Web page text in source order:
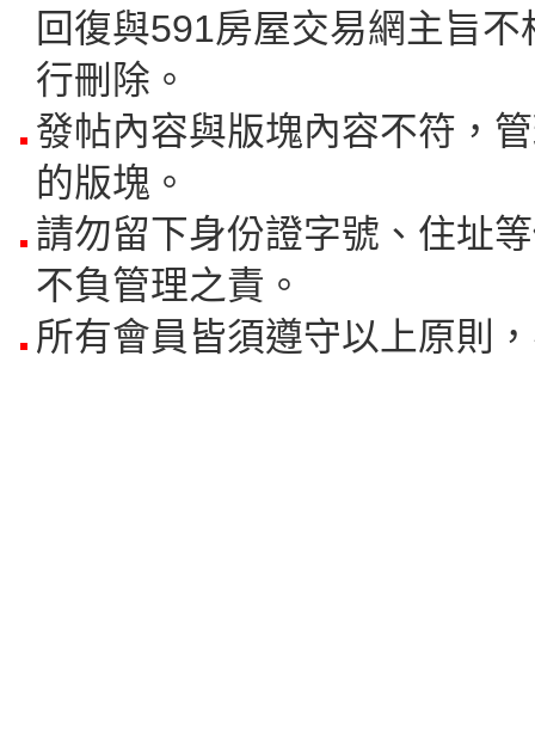
回復與591房屋交易網主旨
行刪除。
發帖內容與版塊內容不符，
的版塊。
請勿留下身份證字號、住址
不負管理之責。
所有會員皆須遵守以上原則